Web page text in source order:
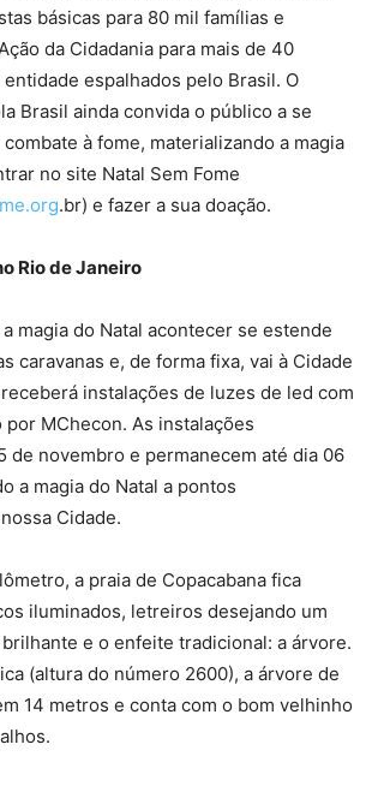
básicas para 80 mil famílias e
da Cidadania para mais de 40
espalhados pelo Brasil. O
Brasil ainda convida o público a se
à fome, materializando a magia
no site Natal Sem Fome
.br) e fazer a sua doação.
Rio de Janeiro
magia do Natal acontecer se estende
caravanas e, de forma fixa, vai à Cidade
instalações de luzes de led com
MChecon. As instalações
de novembro e permanecem até dia 06
a magia do Natal a pontos
Cidade.
a praia de Copacabana fica
iluminados, letreiros desejando um
e o enfeite tradicional: a árvore.
(altura do número 2600), a árvore de
14 metros e conta com o bom velhinho